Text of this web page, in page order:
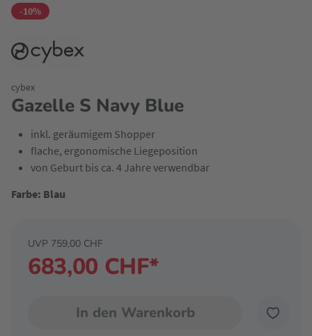
-10%
Gazelle S Navy Blue
cybex
inkl. geräumigem Shopper
flache, ergonomische Liegeposition
von Geburt bis ca. 4 Jahre verwendbar
Farbe: Blau
683,00 CHF*
UVP 759,00 CHF
In den Warenkorb